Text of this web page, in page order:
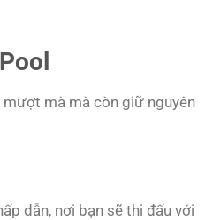
mà mà còn giữ nguyên
dẫn, nơi bạn sẽ thi đấu với